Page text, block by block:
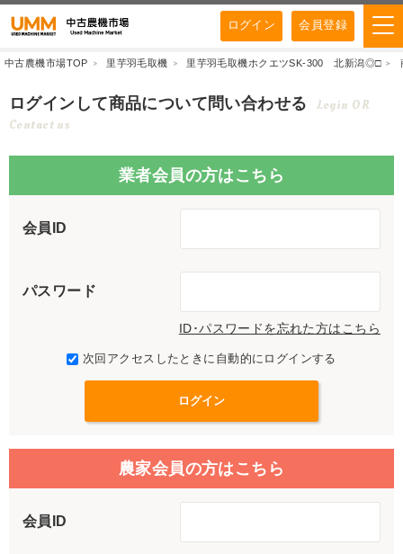
ログイン 会員登録
中古農機市場TOP 里芋羽毛取機 里芋羽毛取機ホクエツSK-300 北新潟◎□
ログインして商品について問い合わせる
Login OR
Contact us
業者会員の方はこちら
会員ID
パスワード
ID･パスワードを忘れた方はこちら
次回アクセスしたときに自動的にログインする
農家会員の方はこちら
会員ID